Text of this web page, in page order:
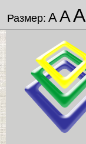
Размер: ААА